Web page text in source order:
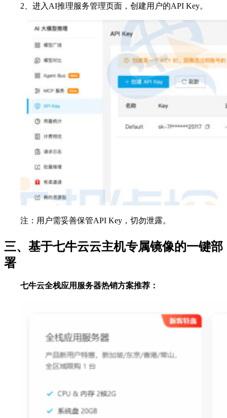
2、进入AI推理服务管理页面，创建用户的API Key。
注：用户需妥善保管API Key，切勿泄露。
三、基于七牛云云主机专属镜像的一键部
署
七牛云全栈应用服务器热销方案推荐：